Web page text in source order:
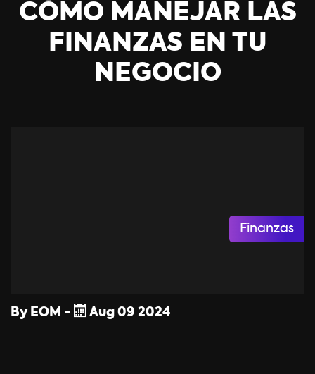
CÓMO MANEJAR LAS
FINANZAS EN TU
NEGOCIO
Finanzas
By EOM - Aug 09 2024